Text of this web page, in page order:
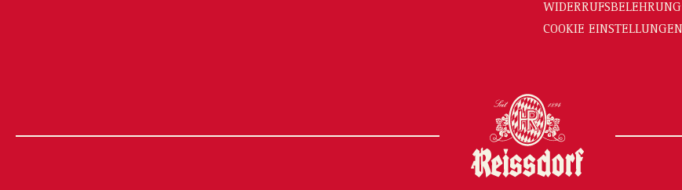
WIDERRUFSBELEHRUNG
COOKIE EINSTELLUNGEN